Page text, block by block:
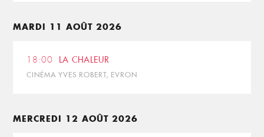
MARDI 11 AOÛT 2026
18:00 LA CHALEUR
CINÉMA YVES ROBERT, EVRON
MERCREDI 12 AOÛT 2026